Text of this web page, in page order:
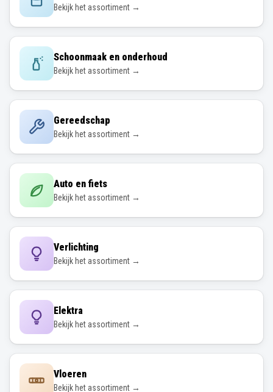
Bekijk het assortiment →
Schoonmaak en onderhoud
Bekijk het assortiment →
Gereedschap
Bekijk het assortiment →
Auto en fiets
Bekijk het assortiment →
Verlichting
Bekijk het assortiment →
Elektra
Bekijk het assortiment →
Vloeren
Bekijk het assortiment →